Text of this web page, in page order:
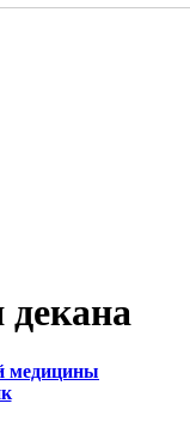
медицины